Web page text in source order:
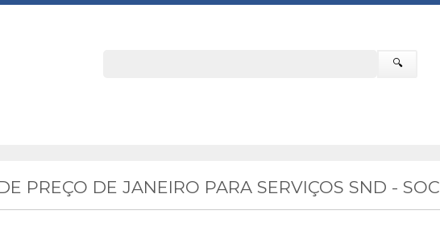
🔍
PREÇO DE JANEIRO PARA SERVIÇOS SND - SOC